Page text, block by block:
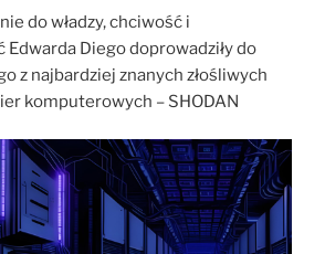
do władzy, chciwość i
Diego doprowadziły do
z najbardziej znanych złośliwych
komputerowych – SHODAN